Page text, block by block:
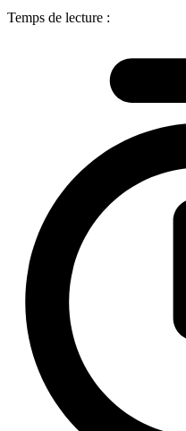
Temps de lecture :